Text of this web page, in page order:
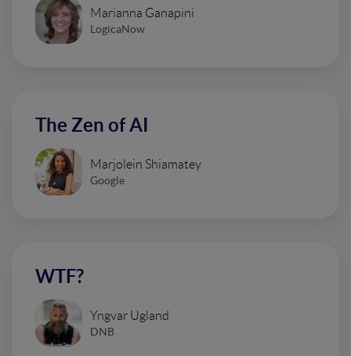
Marianna Ganapini
LogicaNow
The Zen of AI
Marjolein Shiamatey
Google
WTF?
Yngvar Ugland
DNB